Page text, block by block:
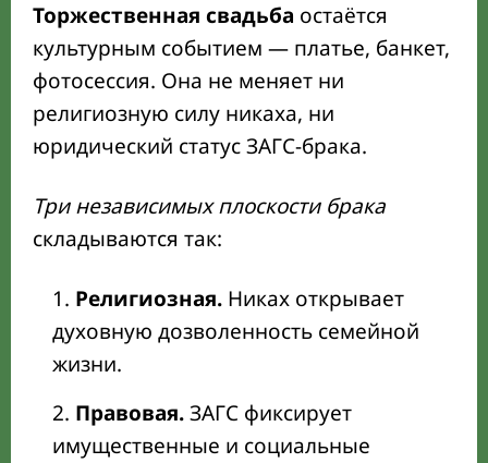
Торжественная свадьба остаётся
культурным событием — платье, банкет,
фотосессия. Она не меняет ни
религиозную силу никаха, ни
юридический статус ЗАГС-брака.
Три независимых плоскости брака
складываются так:
Религиозная. Никах открывает
духовную дозволенность семейной
жизни.
Правовая.ЗАГС фиксирует
имущественные и социальные